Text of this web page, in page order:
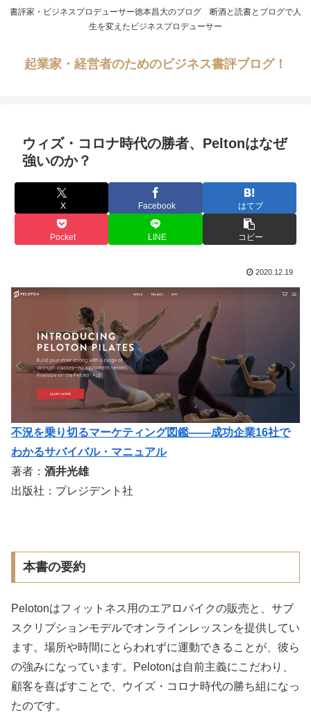
書評家・ビジネスプロデューサー徳本昌大のブログ 断酒と読書とブログで人
生を変えたビジネスプロデューサー
起業家・経営者のためのビジネス書評ブログ！
ウィズ・コロナ時代の勝者、Peltonはなぜ
強いのか？
X Facebook はてブ
Pocket LINE コピー
2020.12.19
不況を乗り切るマーケティング図鑑――成功企業16社で
わかるサバイバル・マニュアル
著者： 酒井光雄
出版社：プレジデント社
本書の要約
Pelotonはフィットネス用のエアロバイクの販売と、サブ
スクリプションモデルでオンラインレッスンを提供してい
ます。場所や時間にとらわれずに運動できることが、彼ら
の強みになっています。Pelotonは自前主義にこだわり、
顧客を喜ばすことで、ウイズ・コロナ時代の勝ち組になっ
たのです。